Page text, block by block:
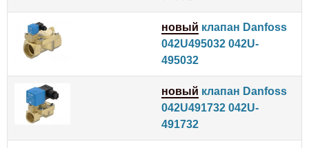
новый клапан Danfoss
042U495032 042U-
495032
новый клапан Danfoss
042U491732 042U-
491732